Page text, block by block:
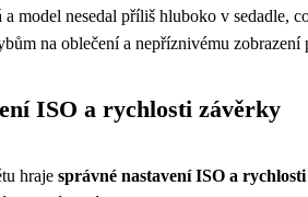
a model nesedal příliš hluboko v sedadle,
na oblečení a nepříznivému zobrazení
ISO a rychlosti závěrky
hraje správné nastavení ISO a